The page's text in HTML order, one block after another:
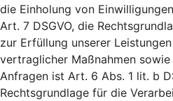
die Einholung von
Art. 7 DSGVO, die
zur Erfüllung unserer
vertraglicher Maßnahmen
Anfragen ist Art. 6 Abs. 1 lit. b
Rechtsgrundlage für die